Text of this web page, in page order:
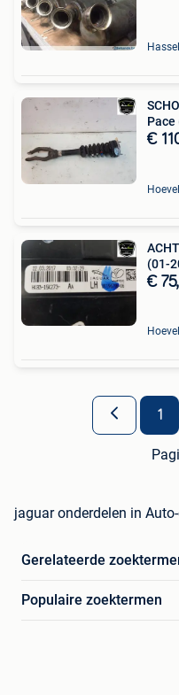
€
(01-
€
1
jaguar onderdelen in
Gerelateerde
Populaire zoektermen